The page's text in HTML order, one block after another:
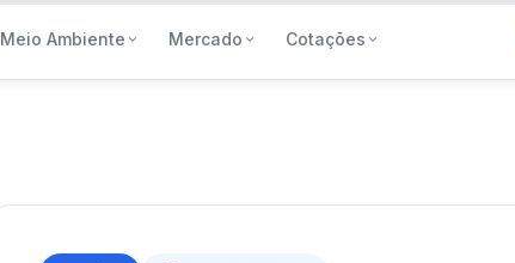
Meio Ambiente Mercado Cotações